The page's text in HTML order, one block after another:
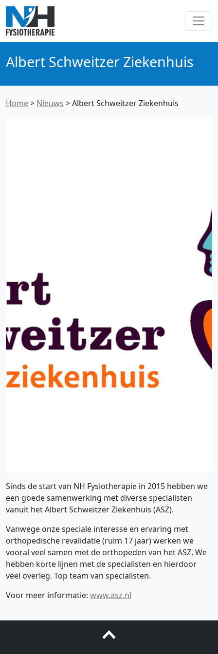
Albert Schweitzer Ziekenhuis
Home> Nieuws >Albert Schweitzer Ziekenhuis
Sinds de start van NH Fysiotherapie in 2015 hebben we
een goede samenwerking met diverse specialisten
vanuit het Albert Schweitzer Ziekenhuis (ASZ).
Vanwege onze speciale interesse en ervaring met
orthopedische revalidatie (ruim 17 jaar) werken we
vooral veel samen met de orthopeden van het ASZ. We
hebben korte lijnen met de specialisten en hierdoor
veel overleg. Top team van specialisten.
Voor meer informatie: www.asz.nl